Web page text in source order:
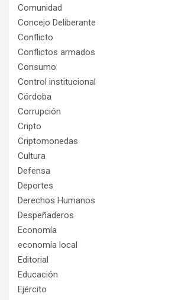
Comunidad
Concejo Deliberante
Conflicto
Conflictos armados
Consumo
Control institucional
Córdoba
Corrupción
Cripto
Criptomonedas
Cultura
Defensa
Deportes
Derechos Humanos
Despeñaderos
Economía
economía local
Editorial
Educación
Ejército